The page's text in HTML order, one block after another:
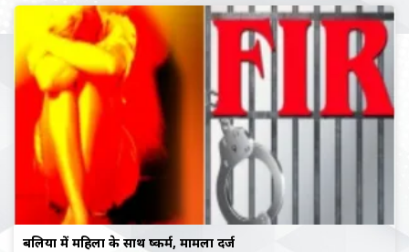
बलिया में महिला के साथ दुष्कर्म, मामला दर्ज